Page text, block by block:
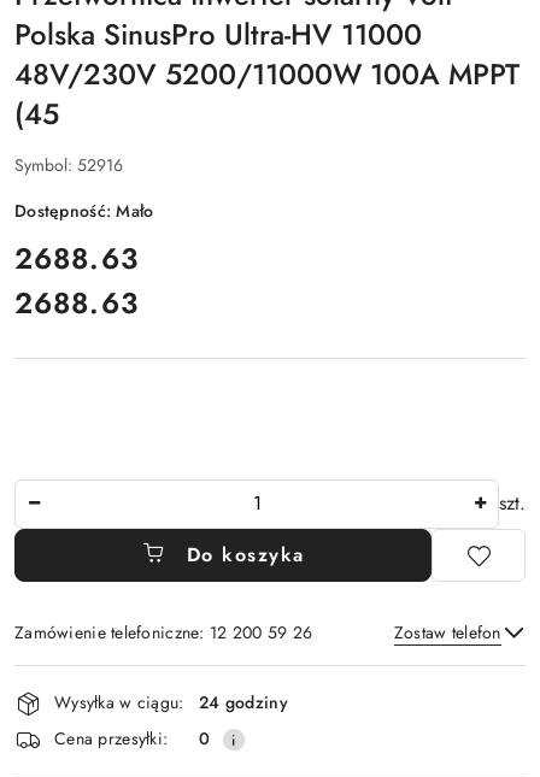
Polska SinusPro Ultra-HV 11000
48V/230V 5200/11000W 100A MPPT
(45
Symbol: 52916
Dostępność:Mało
cena:
2688.63
Cena:
2688.63
szt.
Do koszyka
Zamówienie telefoniczne: 12 200 59 26 Zostaw telefon
Wyślij
Dostępność
i
dostawa
Wysyłka w ciągu:
24 godziny
Cena przesyłki:
0